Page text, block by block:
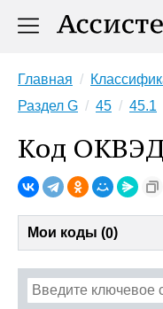
Главная
Раздел G
45 45.1
Код
Мои коды (0)